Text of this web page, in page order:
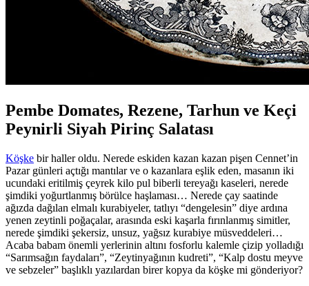
Pembe Domates, Rezene, Tarhun ve Keçi
Peynirli Siyah Pirinç Salatası
Köşke bir haller oldu. Nerede eskiden kazan kazan pişen Cennet’in
Pazar günleri açtığı mantılar ve o kazanlara eşlik eden, masanın iki
ucundaki eritilmiş çeyrek kilo pul biberli tereyağı kaseleri, nerede
şimdiki yoğurtlanmış börülce haşlaması… Nerede çay saatinde
ağızda dağılan elmalı kurabiyeler, tatlıyı “dengelesin” diye ardına
yenen zeytinli poğaçalar, arasında eski kaşarla fırınlanmış simitler,
nerede şimdiki şekersiz, unsuz, yağsız kurabiye müsveddeleri…
Acaba babam önemli yerlerinin altını fosforlu kalemle çizip yolladığı
“Sarımsağın faydaları”, “Zeytinyağının kudreti”, “Kalp dostu meyve
ve sebzeler” başlıklı yazılardan birer kopya da köşke mi gönderiyor?